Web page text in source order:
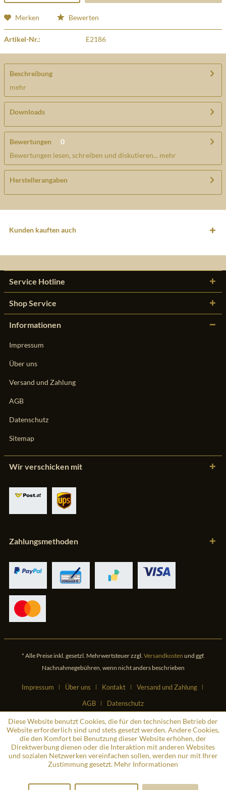
Merken Bewerten
Artikel-Nr.: E2186
Beschreibung
mehr
Downloads
Bewertungen
0
Bewertungen lesen, schreiben und diskutieren... mehr
Herstellerangaben
Kunden kauften auch
Service Hotline
Shop Service
Informationen
Impressum
Über uns
Versand und Zahlung
AGB
Datenschutz
Sitemap
Wir verschicken mit
Zahlungsmethoden
* Alle Preise inkl. gesetzl. Mehrwertsteuer zzgl. Versandkosten und ggf.
Nachnahmegebühren, wenn nicht anders beschrieben
Impressum Über uns Kontakt
Versand und Zahlung
AGB
Datenschutz
Diese Website benutzt Cookies, die für den technischen Betrieb der
Website erforderlich sind und stets gesetzt werden. Andere Cookies,
die den Komfort bei Benutzung dieser Website erhöhen, der
Direktwerbung dienen oder die Interaktion mit anderen Websites
und sozialen Netzwerken vereinfachen sollen, werden nur mit Ihrer
Zustimmung gesetzt. Mehr Informationen